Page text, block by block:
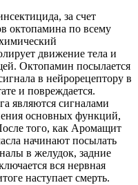
за счет
октопамина по всему
движение тела и
Октопамин посылается
в нейрорецептору в
и повреждается.
являются сигналами
основных функций,
того, как Аромащит
начинают посылать
в желудок, задние
вся нервная
наступает смерть.